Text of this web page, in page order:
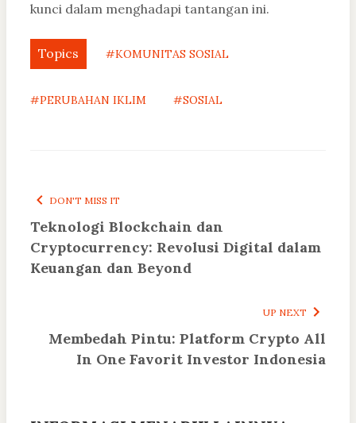
kunci dalam menghadapi tantangan ini.
Topics #KOMUNITAS SOSIAL
#PERUBAHAN IKLIM #SOSIAL
DON'T MISS IT
Teknologi Blockchain dan
Cryptocurrency: Revolusi Digital dalam
Keuangan dan Beyond
UP NEXT
Membedah Pintu: Platform Crypto All
In One Favorit Investor Indonesia